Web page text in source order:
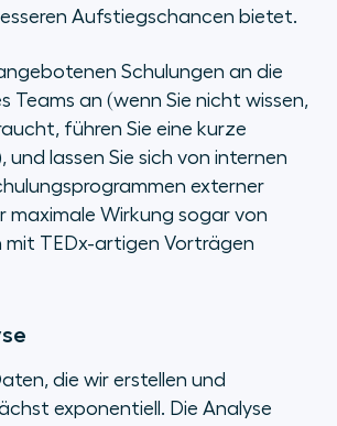
Aufstiegschancen bietet.
Schulungen an die
Teams an (wenn Sie nicht wissen,
führen Sie eine kurze
und lassen Sie sich von internen
externer
maximale Wirkung sogar von
mit TEDx-artigen Vorträgen
die wir erstellen und
exponentiell. Die Analyse